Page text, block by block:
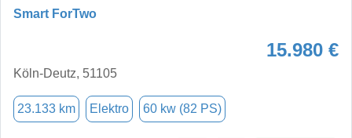
Smart ForTwo
15.980 €
Köln-Deutz, 51105
23.133 km Elektro 60 kw (82 PS)